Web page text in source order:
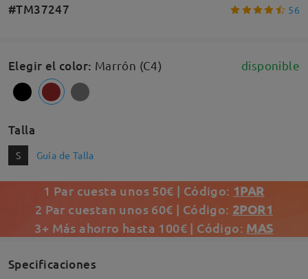
#TM37247 56
Elegir el color: Marrón (C4) disponible
Talla
S Guía de Talla
1 Par cuesta unos 50€ | Código: 1PAR
2 Par cuestan unos 60€ | Código: 2POR1
3+ Más ahorro hasta 100€ | Código: MAS
Specificaciones